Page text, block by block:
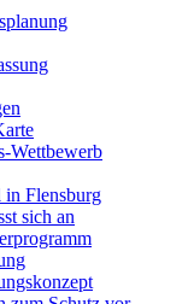
Wettbewerb
Flensburg
sich an